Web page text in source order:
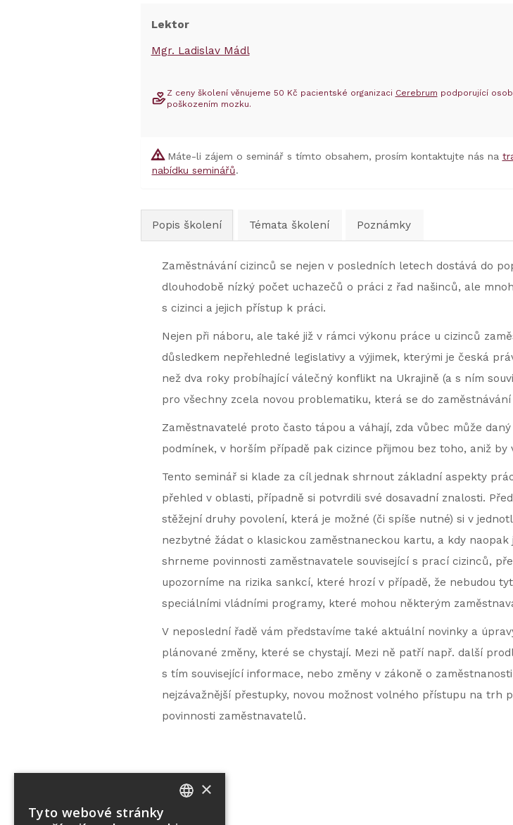
Lektor
Mgr. Ladislav Mádl
Z ceny školení věnujeme 50 Kč pacientské organizaci Cerebrum podporující
poškozením mozku.
Máte-li zájem o seminář s tímto obsahem, prosím kontaktujte nás na
nabídku seminářů.
Popis školení Témata školení Poznámky
Zaměstnávání cizinců se nejen v posledních letech dostává do
dlouhodobě nízký počet uchazečů o práci z řad našinců, ale
s cizinci a jejich přístup k práci.
Nejen při náboru, ale také již v rámci výkonu práce u cizinců
důsledkem nepřehledné legislativy a výjimek, kterými je česká
než dva roky probíhající válečný konflikt na Ukrajině (a s ním
pro všechny zcela novou problematiku, která se do
Zaměstnavatelé proto často tápou a váhají, zda vůbec může
podmínek, v horším případě pak cizince přijmou bez toho, aniž
Tento seminář si klade za cíl jednak shrnout základní aspekty
přehled v oblasti, případně si potvrdili své dosavadní znalosti.
stěžejní druhy povolení, která je možné (či spíše nutné) si v
nezbytné žádat o klasickou zaměstnaneckou kartu, a kdy
shrneme povinnosti zaměstnavatele související s prací cizinců,
upozorníme na rizika sankcí, které hrozí v případě, že nebudou
speciálními vládními programy, které mohou některým
V neposlední řadě vám představíme také aktuální novinky a
plánované změny, které se chystají. Mezi ně patří např. další
s tím související informace, nebo změny v zákoně o
nejzávažnější přestupky, novou možnost volného přístupu na trh
povinnosti zaměstnavatelů.
×
Tyto webové stránky